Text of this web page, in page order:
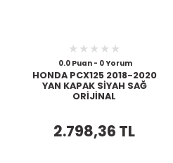
0.0 Puan - 0 Yorum
HONDA PCX125 2018-2020
YAN KAPAK SİYAH SAĞ
ORİJİNAL
2.798,36 TL